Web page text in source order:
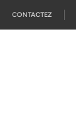
CONTACTEZ